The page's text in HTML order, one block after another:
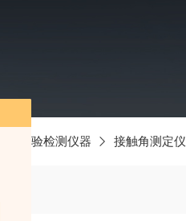
实验检测仪器 接触角测定仪